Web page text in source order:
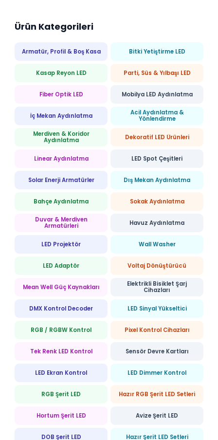
Ürün Kategorileri
Armatür, Profil & Boş Kasa Bitki Yetiştirme LED
Kasap Reyon LED Parti, Süs & Yılbaşı LED
Fiber Optik LED Mobilya LED Aydınlatma
İç Mekan Aydınlatma
Acil Aydınlatma &
Yönlendirme
Merdiven & Koridor
Aydınlatma
Dekoratif LED Ürünleri
Linear Aydınlatma LED Spot Çeşitleri
Solar Enerji Armatürler Dış Mekan Aydınlatma
Bahçe Aydınlatma Sokak Aydınlatma
Duvar & Merdiven
Armatürleri
Havuz Aydınlatma
LED Projektör Wall Washer
LED Adaptör Voltaj Dönüştürücü
Mean Well Güç Kaynakları
Elektrikli Bisiklet Şarj
Cihazları
DMX Kontrol Decoder LED Sinyal Yükseltici
RGB / RGBW Kontrol Pixel Kontrol Cihazları
Tek Renk LED Kontrol Sensör Devre Kartları
LED Ekran Kontrol LED Dimmer Kontrol
RGB Şerit LED Hazır RGB Şerit LED Setleri
Hortum Şerit LED Avize Şerit LED
DOB Şerit LED Hazır Şerit LED Setleri